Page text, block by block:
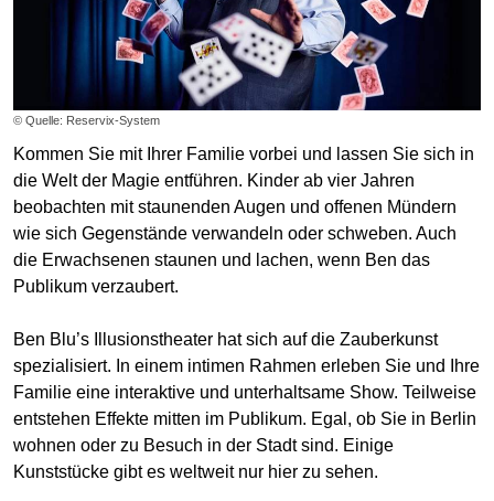
© Quelle: Reservix-System
Kommen Sie mit Ihrer Familie vorbei und lassen Sie sich in
die Welt der Magie entführen. Kinder ab vier Jahren
beobachten mit staunenden Augen und offenen Mündern
wie sich Gegenstände verwandeln oder schweben. Auch
die Erwachsenen staunen und lachen, wenn Ben das
Publikum verzaubert.
Ben Blu’s Illusionstheater hat sich auf die Zauberkunst
spezialisiert. In einem intimen Rahmen erleben Sie und Ihre
Familie eine interaktive und unterhaltsame Show. Teilweise
entstehen Effekte mitten im Publikum. Egal, ob Sie in Berlin
wohnen oder zu Besuch in der Stadt sind. Einige
Kunststücke gibt es weltweit nur hier zu sehen.